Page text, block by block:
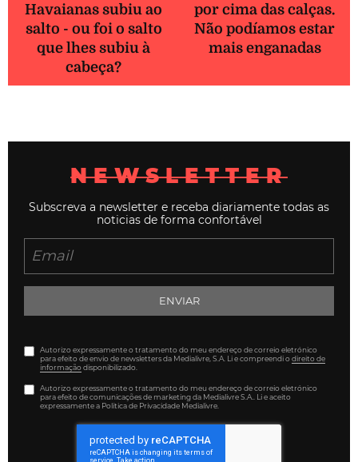
Havaianas subiu ao
salto - ou foi o salto
que lhes subiu à
cabeça?
por cima das calças.
Não podíamos estar
mais enganadas
NEWSLETTER
Subscreva a newsletter e receba diariamente todas as
noticias de forma confortável
ENVIAR
Autorizo expressamente o tratamento do meu endereço de correio eletrónico
para efeito de envio de newsletters da Medialivre, S.A. Li e compreendi odireito de
informaçãodisponibilizado.
Autorizo expressamente o tratamento do meu endereço de correio eletrónico
para efeito de comunicações de marketing da Medialivre S.A.. Li e aceito
expressamente a Política de Privacidade Medialivre.